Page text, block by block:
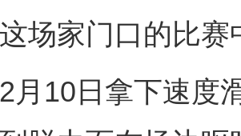
场家门口的比赛
日拿下速度滑